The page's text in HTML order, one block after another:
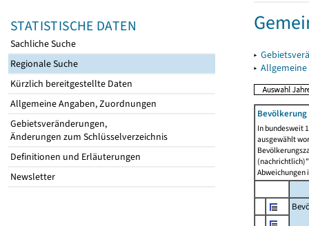
STATISTISCHE DATEN
Sachliche Suche
Regionale Suche
Kürzlich bereitgestellte Daten
Allgemeine Angaben, Zuordnungen
Gebietsveränderungen,
Änderungen zum Schlüsselverzeichnis
Definitionen und Erläuterungen
Newsletter
▸
▸
In bundesweit
ausgewählt
Abweichungen